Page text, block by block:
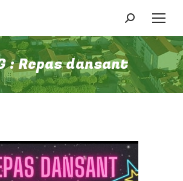
Recherche
:
: Repas dansant